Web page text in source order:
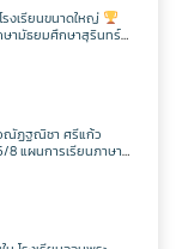
รงเรียนขนาดใหญ่
ษามัธยมศึกษาสุรินทร์
ชา ศรีแก้ว
าษา